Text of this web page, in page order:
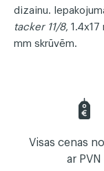
dizainu.
tacker 11/8,
mm skrūvēm.
Visas cenas
ar PVN